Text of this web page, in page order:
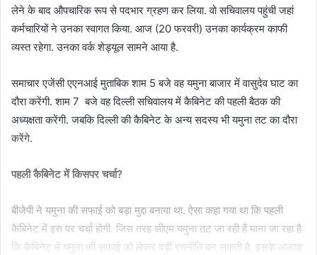
लेने के बाद औपचारिक रूप से पदभार ग्रहण कर लिया. वो सचिवालय पहुंची जहां
कर्मचारियों ने उनका स्वागत किया. आज (20 फरवरी) उनका कार्यक्रम काफी
व्यस्त रहेगा. उनका वर्क शेड्यूल सामने आया है.
समाचार एजेंसी एएनआई मुताबिक शाम 5 बजे वह यमुना बाजार में वासुदेव घाट का
दौरा करेंगी. शाम 7 बजे वह दिल्ली सचिवालय में कैबिनेट की पहली बैठक की
अध्यक्षता करेंगी. जबकि दिल्ली की कैबिनेट के अन्य सदस्य भी यमुना तट का दौरा
करेंगे.
पहली कैबिनेट में किसपर चर्चा?
बीजेपी ने यमुना की सफाई को बड़ा मुद्दा बनाया था. ऐसा कहा गया था कि पहली
कैबिनेट में इस पर चर्चा होगी. जिस तरह सीएम यमुना तट जा रही हैं माना जा रहा है
कि कैबिनेट में यमुना की सफाई को लेकर बड़ी रणनीति बन सकती है. इसके अलावा